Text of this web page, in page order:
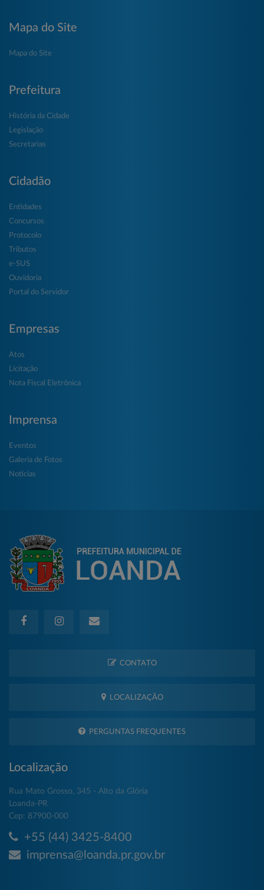
Mapa do Site
Mapa do Site
Prefeitura
História da Cidade
Legislação
Secretarias
Cidadão
Entidades
Concursos
Protocolo
Tributos
e-SUS
Ouvidoria
Portal do Servidor
Empresas
Atos
Licitação
Nota Fiscal Eletrônica
Imprensa
Eventos
Galeria de Fotos
Notícias
CONTATO
LOCALIZAÇÃO
PERGUNTAS FREQUENTES
Localização
Rua Mato Grosso, 345 - Alto da Glória
Loanda-PR
Cep: 87900-000
+55 (44) 3425-8400
imprensa@loanda.pr.gov.br